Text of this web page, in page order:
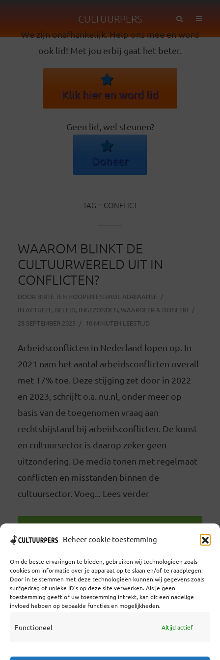
Beheer cookie toestemming
Om de beste ervaringen te bieden, gebruiken wij technologieën zoals
cookies om informatie over je apparaat op te slaan en/of te raadplegen.
Door in te stemmen met deze technologieën kunnen wij gegevens zoals
surfgedrag of unieke ID's op deze site verwerken. Als je geen
toestemming geeft of uw toestemming intrekt, kan dit een nadelige
invloed hebben op bepaalde functies en mogelijkheden.
Functioneel Altijd actief
CULTUURPERS
We zijn onafhankelijk. Help ons mee en word
ook lid! Met jou erbij gaat het beter.
Klik hier en word lid
Geen lid, wel steunen?
Doneer
TAG CONFLICT
WAAROM BLINKT DE
CULTUURWERELD UIT IN
CONFLICTEN?
DOOR BIRTE TEN HOOPEN EN PAUL ADRIAANSE
IN ACTUEEL , BELEID, INGEZONDEN, WAARDEER & DONEER!
28 SEPTEMBER 2023
10 MINUTEN LEESTIJD
Arbeidsconflicten in Nederland lopen op. In
2021 nam het aantal arbeidsconflicten overall
met 17% toe. Deze stijging zet door in 2022
en 2023, schrijft o.a. nu.nl, onder meer op
basis van de toegenomen vraag aan
rechtsbijstand bij arbeidsconflicten. De kunst
en cultuursector is daarop zeker geen
uitzondering. De media tonen met regelmaat
conflicten en misstanden binnen de
cultuursector. Voeg... Lees verder
Coöperatief Cultureel Persbureau U.A. | Salzburg 29 |
3524KS Utrecht | KvK: 55573592 |Btw: